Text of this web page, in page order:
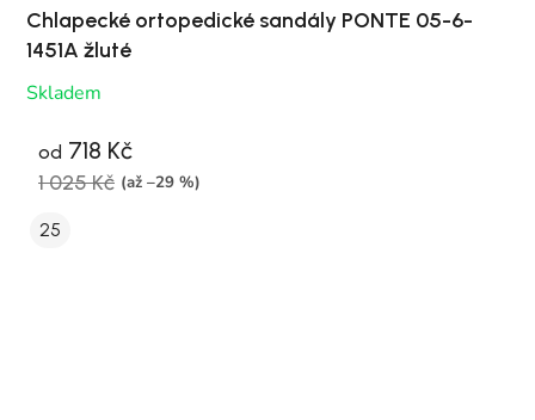
Chlapecké ortopedické sandály PONTE 05-6-
1451A žluté
Skladem
od 718 Kč
1 025 Kč (až –29 %)
25